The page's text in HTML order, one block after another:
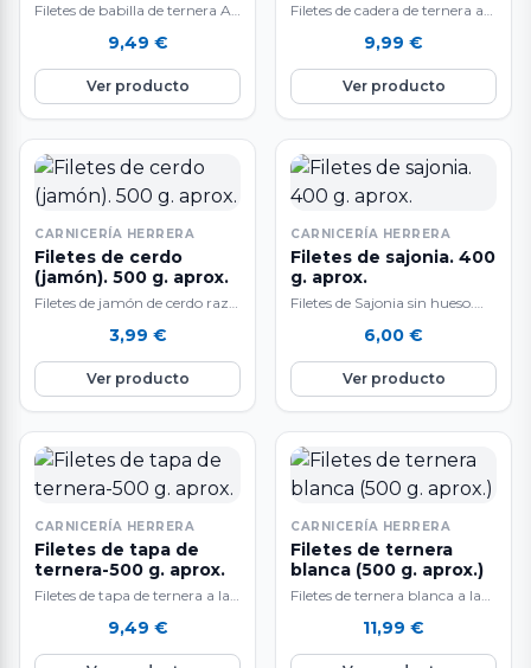
Filetes de babilla de ternera A
9,49 €
Ver producto
Filetes de cadera de ternera a
aproximadamente. El…
9,99 €
Ver producto
CARNICERÍA HERRERA
Filetes de cerdo
(jamón). 500 g. aprox.
Filetes de jamón de cerdo raza
aproximadamente. Carne
tierna y sabrosa, resulta…
3,99 €
Ver producto
CARNICERÍA HERRERA
Filetes de sajonia. 400
g. aprox.
Filetes de Sajonia sin hueso.
dextrosa emulgente E-451i , E-
450iii…
6,00 €
Ver producto
CARNICERÍA HERRERA
Filetes de tapa de
ternera-500 g. aprox.
Filetes de tapa de ternera a la
aproximadamente. El…
9,49 €
CARNICERÍA HERRERA
Filetes de ternera
blanca (500 g. aprox.)
Filetes de ternera blanca a la
aproximadamente. Carne
muy…
11,99 €